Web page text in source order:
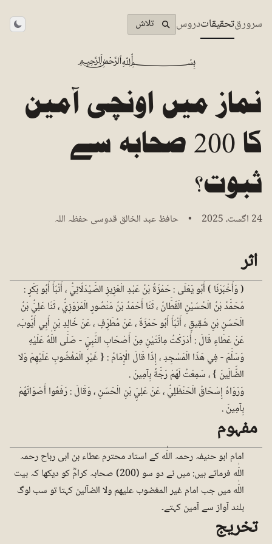
سرورقتحقیقاتدروس تلاش
﷽
نماز میں اونچی آمین
کا 200 صحابہ سے
ثبوت؟
24 اگست، 2025 • حافظ عبد الخالق قدوسی حفظہ اللہ
اثر
( وَأَخْبَرَنَا ) أَبُو يَعْلَى : حَمْزَةُ بْنُ عَبْدِ الْعَزِيزِ الصَّيْدَلَانِيُّ ، أَنْبَأَ أَبُو بَكْرٍ :
مُحَمَّدُ بْنُ الْحُسَيْنِ الْقَطَّانُ ، ثَنَا أَحْمَدُ بْنُ مَنْصُورٍ الْمَرْوَزِيُّ ، ثَنَا عَلِيُّ بْنُ
الْحَسَنِ بْنِ شَقِيقٍ ، أَنْبَأَ أَبُو حَمْزَةَ ، عَنْ مُطَرِّفٍ ، عَنْ خَالِدِ بْنِ أَبِي أَيُّوبَ،
عَنْ عَطَاءٍ قَالَ : أَدْرَكْتُ مِائَتَيْنِ مِنْ أَصْحَابِ النَّبِيِّ - صَلَّى اللّٰهُ عَلَيْهِ
وَسَلَّمَ - فِي هَذَا الْمَسْجِدِ ، إِذَا قَالَ الْإِمَامُ : { غَيْرِ الْمَغْضُوبِ عَلَيْهِمْ وَلا
الضَّالِّينَ } ، سَمِعْتُ لَهُمْ رَجَّةً بِآمِينَ .
وَرَوَاهُ إِسْحَاقُ الْحَنْظَلِيُّ ، عَنْ عَلِيِّ بْنِ الْحَسَنِ ، وَقَالَ : رَفَعُوا أَصْوَاتَهُمْ
بِآمِينَ .
مفہوم
امام ابو حنیفہ رحمہ اللّٰه کے استاد محترم عطاء بن ابی رباح رحمہ
اللّٰه فرماتے ہیں: میں نے دو سو (200) صحابہ کرامؓ کو دیکھا کہ بیت
اللّٰه میں جب امام غیر المغضوب علیھم ولا الضآلین کہتا تو سب لوگ
بلند آواز سے آمین کہتے۔
تخریج